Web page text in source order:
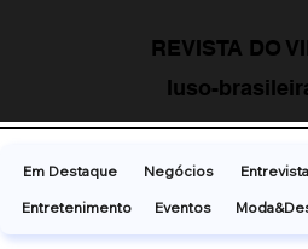
REVISTA DO
luso-
Em Destaque Negócios
Entretenimento
Eventos